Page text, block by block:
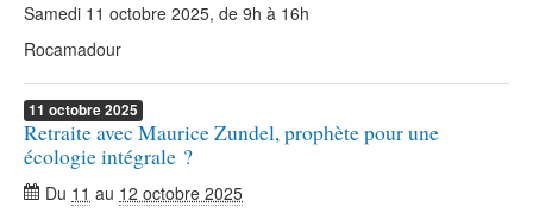
Samedi 11 octobre 2025, de 9h à 16h
Rocamadour
11 octobre2025
Retraite avec Maurice Zundel, prophète pour une
écologie intégrale ?
Du 11 au 12 octobre 2025